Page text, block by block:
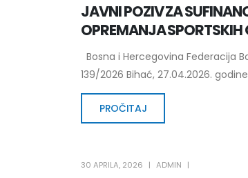
JAVNI POZIV ZA
OPREMANJA
Bosna i Hercegovina Federacija
139/2026 Bihać, 27.04.2026.
PROČITAJ
30 APRILA, 2026 ADMIN